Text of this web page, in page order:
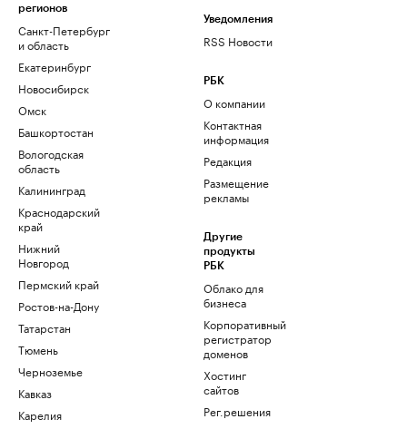
регионов
Санкт-Петербург
и область
Екатеринбург
Новосибирск
Омск
Башкортостан
Вологодская
область
Калининград
Краснодарский
край
Нижний
Новгород
Пермский край
Ростов-на-Дону
Татарстан
Тюмень
Черноземье
Кавказ
Карелия
Уведомления
RSS Новости
РБК
О компании
Контактная
информация
Редакция
Размещение
рекламы
Другие
продукты
РБК
Облако для
бизнеса
Корпоративный
регистратор
доменов
Хостинг
сайтов
Рег.решения